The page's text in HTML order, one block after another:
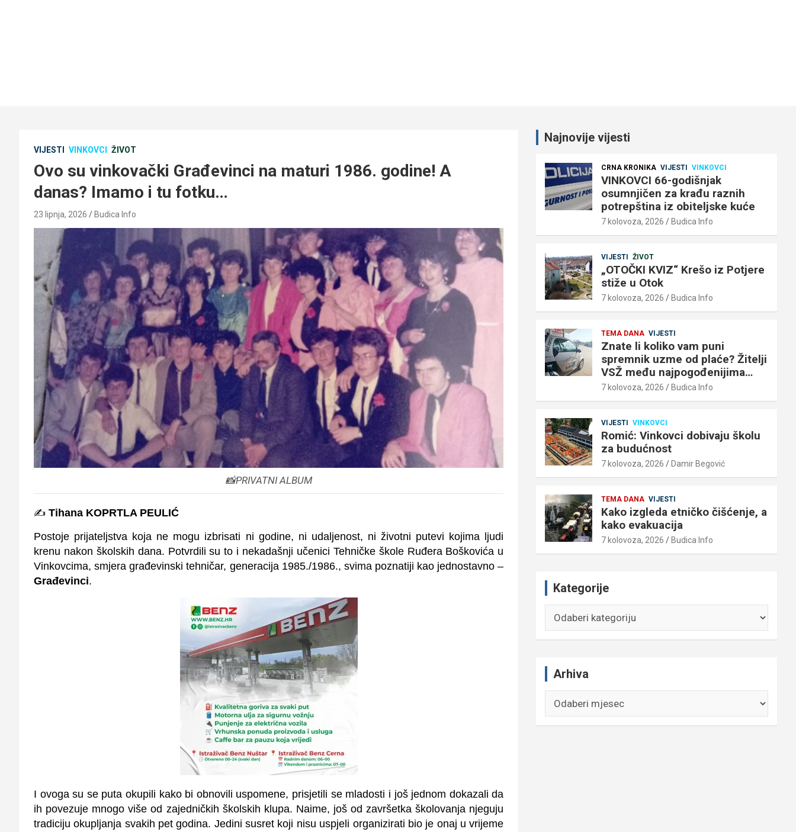
VIJESTI VINKOVCI ŽIVOT
Ovo su vinkovački Građevinci na maturi 1986. godine! A
danas? Imamo i tu fotku…
23 lipnja, 2026 Budica Info
📸PRIVATNI ALBUM
✍️ Tihana KOPRTLA PEULIĆ
Postoje prijateljstva koja ne mogu izbrisati ni godine, ni udaljenost, ni životni putevi kojima ljudi
krenu nakon školskih dana. Potvrdili su to i nekadašnji učenici Tehničke škole Ruđera Boškovića u
Vinkovcima, smjera građevinski tehničar, generacija 1985./1986., svima poznatiji kao jednostavno –
Građevinci.
I ovoga su se puta okupili kako bi obnovili uspomene, prisjetili se mladosti i još jednom dokazali da
ih povezuje mnogo više od zajedničkih školskih klupa. Naime, još od završetka školovanja njeguju
tradiciju okupljanja svakih pet godina. Jedini susret koji nisu uspjeli organizirati bio je onaj u vrijeme
Najnovije vijesti
CRNA KRONIKA VIJESTI VINKOVCI
VINKOVCI 66-godišnjak
osumnjičen za krađu raznih
potrepština iz obiteljske kuće
7 kolovoza, 2026 Budica Info
VIJESTI ŽIVOT
„OTOČKI KVIZ“ Krešo iz Potjere
stiže u Otok
7 kolovoza, 2026 Budica Info
TEMA DANA VIJESTI
Znate li koliko vam puni
spremnik uzme od plaće? Žitelji
VSŽ među najpogođenijima…
7 kolovoza, 2026 Budica Info
VIJESTI VINKOVCI
Romić: Vinkovci dobivaju školu
za budućnost
7 kolovoza, 2026 Damir Begović
TEMA DANA VIJESTI
Kako izgleda etničko čišćenje, a
kako evakuacija
7 kolovoza, 2026 Budica Info
Kategorije
Arhiva